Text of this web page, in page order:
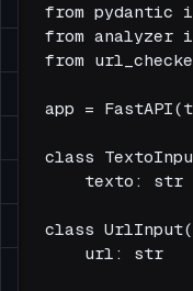
from pydantic
from analyzer
from
app =
class
    texto: str
class
    url: str